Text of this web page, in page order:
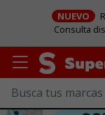
NUEVO
Consulta